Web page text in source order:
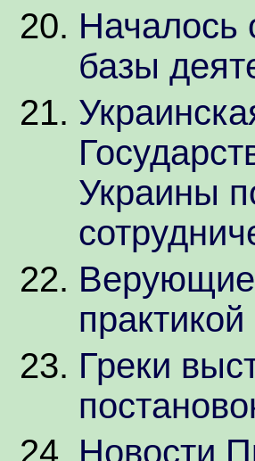
Началось
базы
Украины
Греки
Новости